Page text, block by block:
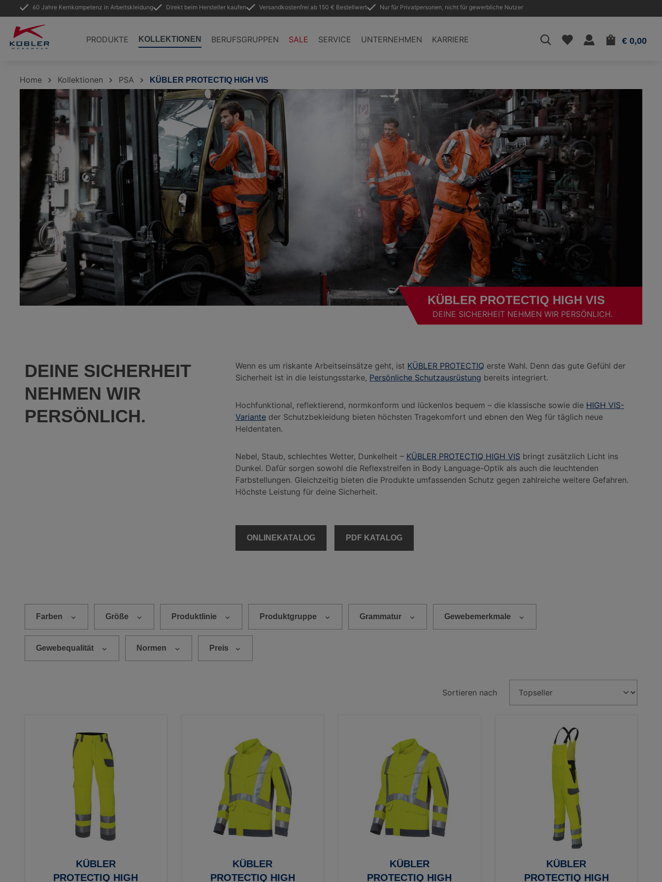
Zur Hauptnavigation springen
60 Jahre Kernkompetenz in Arbeitskleidung Direkt beim Hersteller kaufen Versandkostenfrei ab 150 € Bestellwert Nur für Privatpersonen, nicht für gewerbliche Nutzer
PRODUKTE KOLLEKTIONEN BERUFSGRUPPEN SALE SERVICE UNTERNEHMEN KARRIERE € 0,00
Home Kollektionen PSA KÜBLER PROTECTIQ HIGH VIS
KÜBLER PROTECTIQ HIGH VIS
DEINE SICHERHEIT NEHMEN WIR PERSÖNLICH.
DEINE SICHERHEIT
NEHMEN WIR
PERSÖNLICH.
Wenn es um riskante Arbeitseinsätze geht, ist KÜBLER PROTECTIQ erste Wahl. Denn das gute Gefühl der
Sicherheit ist in die leistungsstarke, Persönliche Schutzausrüstung bereits integriert.
Hochfunktional, reflektierend, normkonform und lückenlos bequem – die klassische sowie die HIGH VIS-
Variante der Schutzbekleidung bieten höchsten Tragekomfort und ebnen den Weg für täglich neue
Heldentaten.
Nebel, Staub, schlechtes Wetter, Dunkelheit – KÜBLER PROTECTIQ HIGH VIS bringt zusätzlich Licht ins
Dunkel. Dafür sorgen sowohl die Reflexstreifen in Body Language-Optik als auch die leuchtenden
Farbstellungen. Gleichzeitig bieten die Produkte umfassenden Schutz gegen zahlreiche weitere Gefahren.
Höchste Leistung für deine Sicherheit.
ONLINEKATALOG PDF KATALOG
Farben Größe Produktlinie Produktgruppe Grammatur Gewebemerkmale
Gewebequalität Normen Preis
Sortieren nach
KÜBLER
PROTECTIQ HIGH
KÜBLER
PROTECTIQ HIGH
KÜBLER
PROTECTIQ HIGH
KÜBLER
PROTECTIQ HIGH